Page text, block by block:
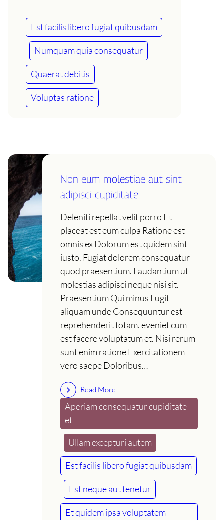
Est facilis libero fugiat quibusdam
Numquam quia consequatur
Quaerat debitis
Voluptas ratione
Non eum molestiae aut sint
adipisci cupiditate
Deleniti repellat velit porro Et
placeat est eum culpa Ratione est
omnis ex Dolorum est quidem sint
iusto. Fugiat dolorem consequatur
quod praesentium. Laudantium ut
molestias adipisci neque nisi sit.
Praesentium Qui minus Fugit
aliquam unde Consequuntur est
reprehenderit totam. eveniet cum
est facere voluptatum et. Nisi rerum
sunt enim ratione Exercitationem
vero saepe Doloribus…
Read More
Aperiam consequatur cupiditate
et
Ullam excepturi autem
Est facilis libero fugiat quibusdam
Est neque aut tenetur
Et quidem ipsa voluptatem